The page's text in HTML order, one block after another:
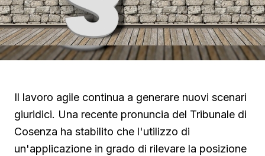
Il lavoro agile continua a generare nuovi scenari
giuridici. Una recente pronuncia del Tribunale di
Cosenza ha stabilito che l'utilizzo di
un'applicazione in grado di rilevare la posizione